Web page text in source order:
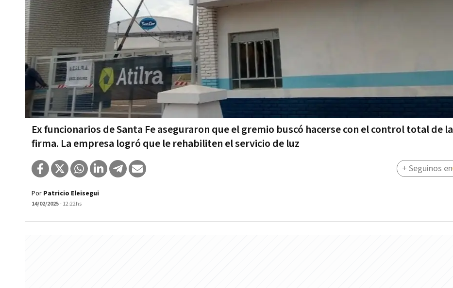
Ex funcionarios de Santa Fe aseguraron que el gremio buscó hacerse con el control total de la
firma. La empresa logró que le rehabiliten el servicio de luz
Por Patricio Eleisegui
14/02/2025- 12:22hs
+ Seguinos en